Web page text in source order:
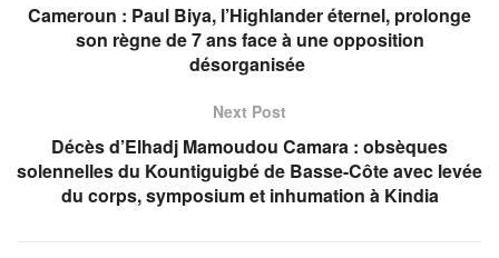
Cameroun : Paul Biya, l’Highlander éternel, prolonge
son règne de 7 ans face à une opposition
désorganisée
Next Post
Décès d’Elhadj Mamoudou Camara : obsèques
solennelles du Kountiguigbé de Basse-Côte avec levée
du corps, symposium et inhumation à Kindia